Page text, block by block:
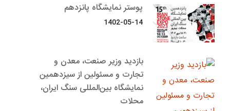
پوستر نمایشگاه پانزدهم
1402-05-14
بازدید وزیر صنعت، معدن و
تجارت و مسئولین از سیزدهمین
نمایشگاه بین‌المللی سنگ ایران،
محلات